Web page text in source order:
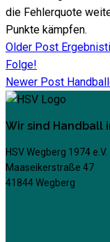
die Fehlerquote
Punkte kämpfen.
Older Post
Folge!
Newer Post
Wir sind Handball
HSV Wegberg 1974 e.V.
Maaseikerstraße 47
41844 Wegberg